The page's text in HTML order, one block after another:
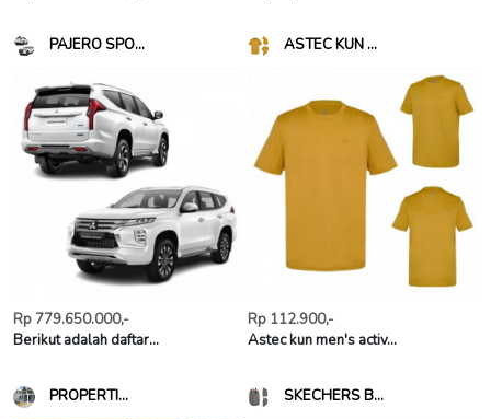
PAJERO SPO...
Rp 779.650.000,-
Berikut adalah daftar...
ASTEC KUN ...
Rp 112.900,-
Astec kun men's activ...
PROPERTI... SKECHERS B...